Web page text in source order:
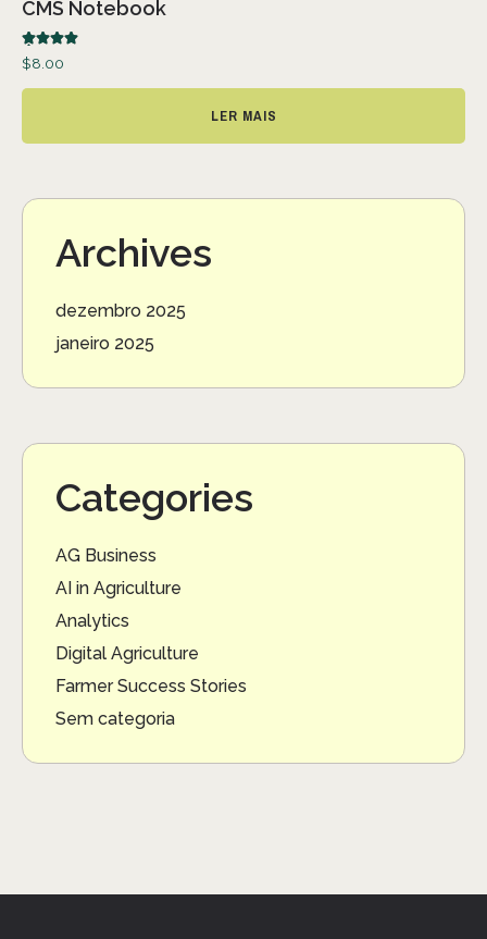
CMS Notebook
5.00
$8.00
LER MAIS
Archives
dezembro 2025
janeiro 2025
Categories
AG Business
AI in Agriculture
Analytics
Digital Agriculture
Farmer Success Stories
Sem categoria